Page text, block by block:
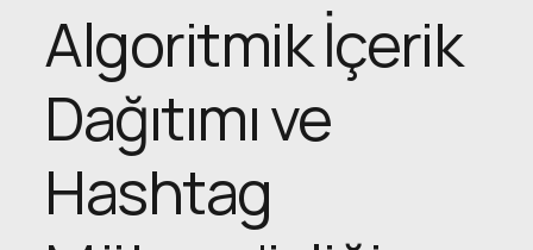
Algoritmik İçerik
Dağıtımı ve
Hashtag